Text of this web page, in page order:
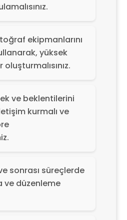
ekipmanlarını
yüksek
ve beklentilerini
kurmalı ve
sonrası süreçlerde
düzenleme